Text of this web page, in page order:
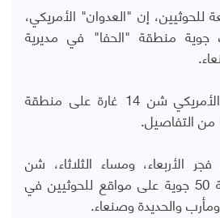
للحوثيين، إن "العدوان" الأمريكي،
منطقة "الحفا" في مديرية
وأضافت أن الطيران الأمريكي شن 14 غارة على منطقة
من التفاصيل.
ومساء الثلاثاء، شن
الطيران الأمريكي قرابة 50 جوية على مواقع للحوثيين في
والحديدة وصنعاء.